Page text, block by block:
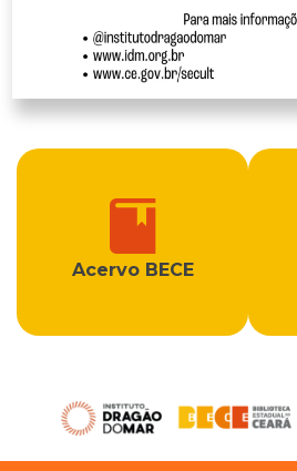
Acervo BECE